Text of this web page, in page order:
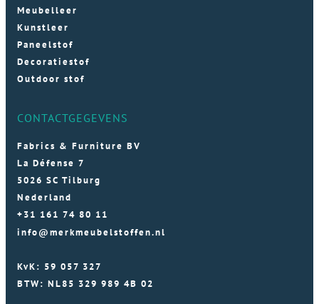
Meubelleer
Kunstleer
Paneelstof
Decoratiestof
Outdoor stof
CONTACTGEGEVENS
Fabrics & Furniture BV
La Défense 7
5026 SC Tilburg
Nederland
+31 161 74 80 11
info@merkmeubelstoffen.nl
KvK: 59 057 327
BTW: NL85 329 989 4B 02